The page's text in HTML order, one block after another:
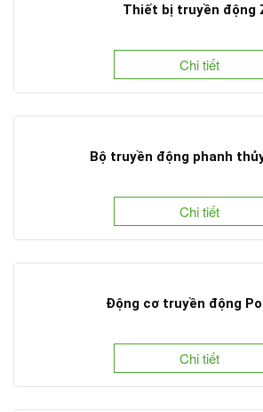
Thiết bị truyền động
Chi tiết
Bộ truyền động phanh
Chi tiết
Động cơ truyền động
Chi tiết